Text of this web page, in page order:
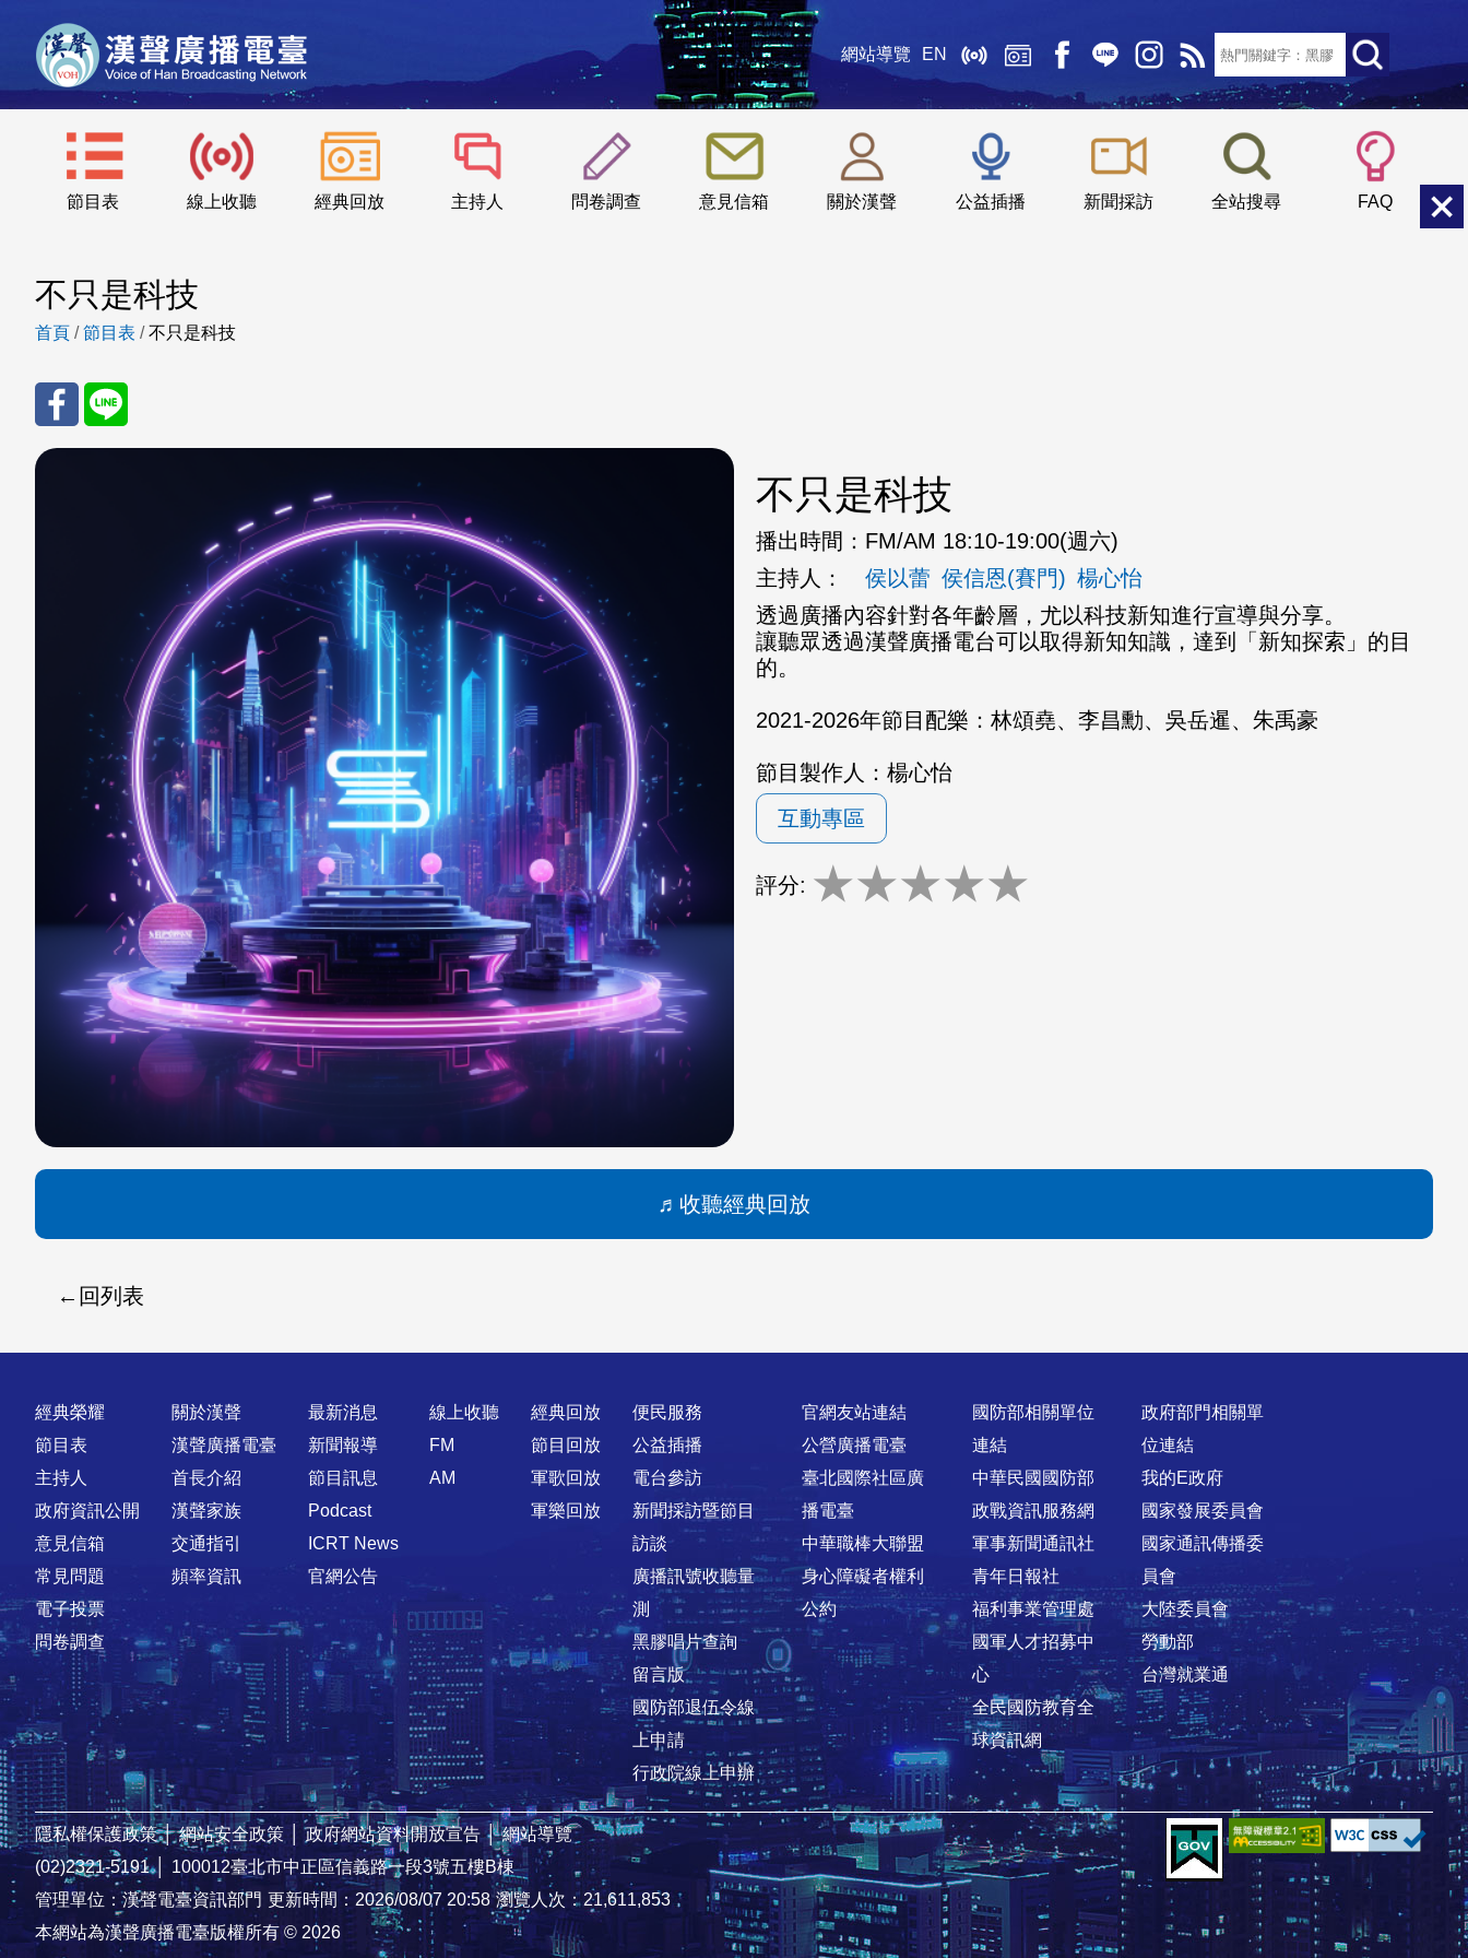
網站導覽 EN
節目表 線上收聽 經典回放 主持人 問卷調查 意見信箱 關於漢聲 公益插播 新聞採訪 全站搜尋 FAQ
::: 小 中
不只是科技
首頁 /節目表 /不只是科技
分享
不只是科技
播出時間： FM/AM 18:10-19:00(週六)
主持人：
侯以蕾 侯信恩(賽門) 楊心怡
透過廣播內容針對各年齡層，尤以科技新知進行宣導與分享。
讓聽眾透過漢聲廣播電台可以取得新知知識，達到「新知探索」的目
的。
2021-2026年節目配樂：林頌堯、李昌勳、吳岳暹、朱禹豪
節目製作人：楊心怡
互動專區
評分: ★★★★★
收聽經典回放
回列表
快速連結
經典榮耀
節目表
主持人
政府資訊公開
意見信箱
常見問題
電子投票
問卷調查
關於漢聲
漢聲廣播電臺
首長介紹
漢聲家族
交通指引
頻率資訊
最新消息
新聞報導
節目訊息
Podcast
ICRT News
官網公告
線上收聽
FM
AM
經典回放
節目回放
軍歌回放
軍樂回放
便民服務
公益插播
電台參訪
新聞採訪暨節目
訪談
廣播訊號收聽量
測
黑膠唱片查詢
留言版
國防部退伍令線
上申請
行政院線上申辦
官網友站連結
公營廣播電臺
臺北國際社區廣
播電臺
中華職棒大聯盟
身心障礙者權利
公約
國防部相關單位
連結
中華民國國防部
政戰資訊服務網
軍事新聞通訊社
青年日報社
福利事業管理處
國軍人才招募中
心
全民國防教育全
球資訊網
政府部門相關單
位連結
我的E政府
國家發展委員會
國家通訊傳播委
員會
大陸委員會
勞動部
台灣就業通
隱私權保護政策 │ 網站安全政策 │ 政府網站資料開放宣告 │ 網站導覽
(02)2321-5191 │
100012臺北市中正區信義路一段3號五樓B棟
管理單位：漢聲電臺資訊部門 更新時間：2026/08/07 20:58 瀏覽人次：21,611,853
本網站為漢聲廣播電臺版權所有 © 2026